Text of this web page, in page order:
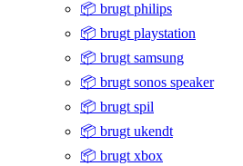
📦 brugt philips
📦 brugt playstation
📦 brugt samsung
📦 brugt sonos speaker
📦 brugt spil
📦 brugt ukendt
📦 brugt xbox